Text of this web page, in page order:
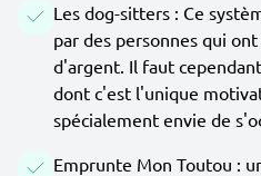
Les dog-sitters : Ce
par des personnes qui
d'argent. Il faut
dont c'est l'unique
spécialement envie de
Emprunte Mon Toutou :